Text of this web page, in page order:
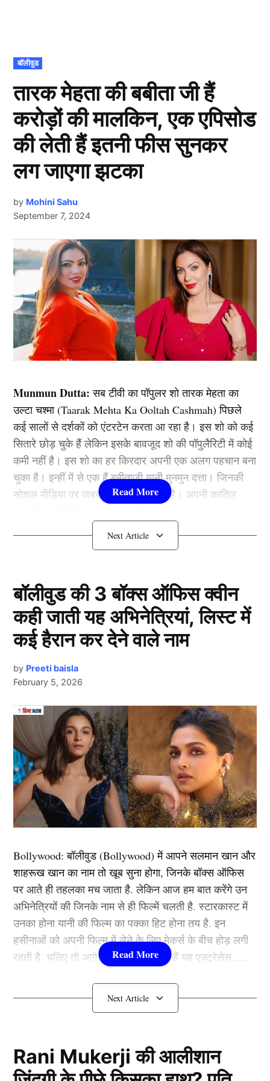
POSTED
IN
बॉलीवुड
तारक मेहता की बबीता जी हैं
करोड़ों की मालकिन, एक एपिसोड
की लेती हैं इतनी फीस सुनकर
लग जाएगा झटका
by Mohini Sahu
September 7, 2024
Munmun Dutta: सब टीवी का पॉपुलर शो तारक मेहता का
उल्टा चश्मा (Taarak Mehta Ka Ooltah Cashmah) पिछले
कई सालों से दर्शकों को एंटरटेन करता आ रहा है। इस शो को कई
सितारे छोड़ चुके हैं लेकिन इसके बावजूद शो की पॉपुलैरिटी में कोई
कमी नहीं है। इस शो का हर किरदार अपनी एक अलग पहचान बना
चुका है। इन्हीं में से एक हैं बबीताजी यानी मुनमुन दत्ता। जिनकी
सोशल मीडिया पर जबरदस्त फैन फॉलोइंग है। अपनी कातिल
Dutta) करोड़ों की मालकिन हैं। इतना ही नहीं वो तारक मेहता के
एक एपिसोड के लिए अच्छा खासी फीस भी लेती हैं।
Munmun Dutta ने 17 साल में किया था
डेब्यू
View this post on Instagram
A post shared by 𝐌𝐔𝐍𝐌𝐔𝐍 𝐃𝐔𝐓𝐓𝐀
(@mmoonstar)
Next Article
बॉलीवुड की 3 बॉक्स ऑफिस क्वीन
कही जाती यह अभिनेत्रियां, लिस्ट में
कई हैरान कर देने वाले नाम
by Preeti baisla
February 5, 2026
Bollywood:बॉलीवुड (Bollywood)में आपने सलमान खान और
शाहरूख खान का नाम तो खूब सुना होगा, जिनके बॉक्स ऑफिस
पर आते ही तहलका मच जाता है. लेकिन आज हम बात करेंगे उन
अभिनेत्रियों की जिनके नाम से ही फिल्में चलती है. स्टारकास्ट में
उनका होना यानी की फिल्म का पक्का हिट होना तय है. इन
हसीनाओं को अपनी फिल्म में लेने के लिए मेकर्स के बीच होड़ लगी
रहती है. चलिए तो आगे जानते हैं कौन-कौन हैं यह एक्ट्रेसेस…..
कौन हैंBollywood की यह हसीनाएं?
Padukone)
Rani Mukerji की आलीशान